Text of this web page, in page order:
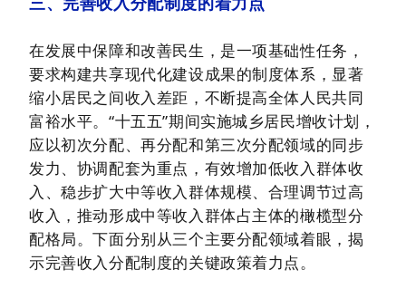
在发展中保障和改善民生，是一项基础性任务，
要求构建共享现代化建设成果的制度体系，显著
缩小居民之间收入差距，不断提高全体人民共同
富裕水平。“十五五”期间实施城乡居民增收计划，
应以初次分配、再分配和第三次分配领域的同步
发力、协调配套为重点，有效增加低收入群体收
入、稳步扩大中等收入群体规模、合理调节过高
收入，推动形成中等收入群体占主体的橄榄型分
配格局。下面分别从三个主要分配领域着眼，揭
示完善收入分配制度的关键政策着力点。